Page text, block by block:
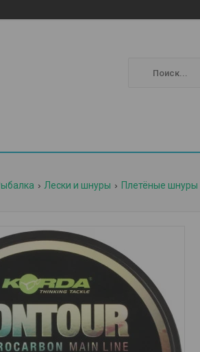
Лески и шнуры Плетёные шнуры